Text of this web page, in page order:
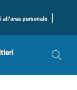
all'area personale |